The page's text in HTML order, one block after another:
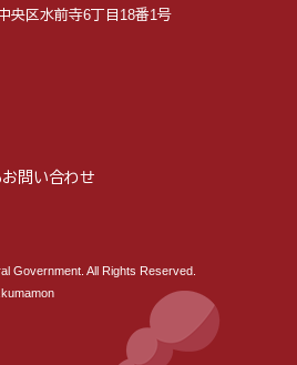
央区水前寺6丁目18番1号
お問い合わせ
Government. All Rights Reserved.